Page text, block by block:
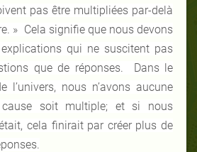
pas être multipliées par-delà
» Cela signifie que nous devons
qui ne suscitent pas
que de réponses. Dans le
l’univers, nous n’avons aucune
soit multiple; et si nous
cela finirait par créer plus de